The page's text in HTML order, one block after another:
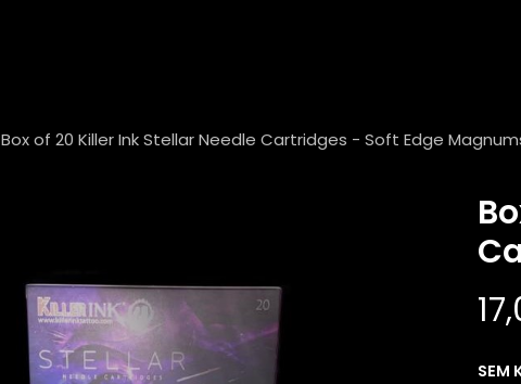
Box of 20 Killer Ink Stellar Needle Cartridges - Soft Edge
SEM